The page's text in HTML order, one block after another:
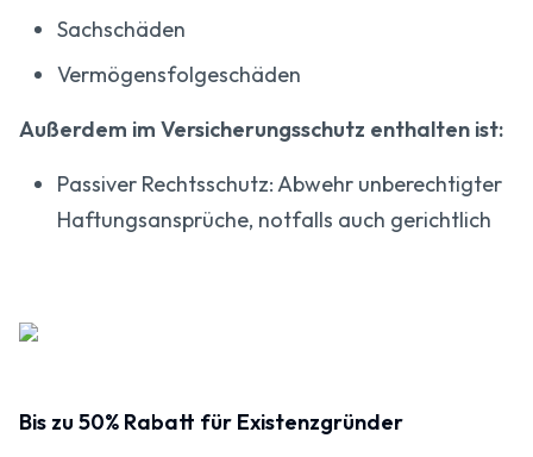
Sachschäden
Vermögensfolgeschäden
Außerdem im Versicherungsschutz enthalten ist:
Passiver Rechtsschutz: Abwehr unberechtigter
Haftungsansprüche, notfalls auch gerichtlich
Bis zu 50% Rabatt für Existenzgründer